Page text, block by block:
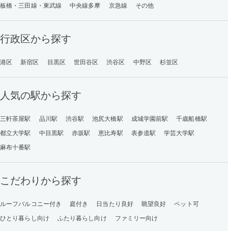
板橋・三田線・東武線
中央線多摩 京急線 その他
行政区から探す
港区 新宿区 目黒区 世田谷区 渋谷区 中野区 杉並区
人気の駅から探す
三軒茶屋駅 品川駅 渋谷駅 池尻大橋駅 成城学園前駅
千歳船橋駅
都立大学駅
中目黒駅 赤坂駅 恵比寿駅 表参道駅
学芸大学駅
麻布十番駅
こだわりから探す
ルーフバルコニー付き 庭付き 日当たり良好 眺望良好
ペット可
ひとり暮らし向け
ふたり暮らし向け ファミリー向け